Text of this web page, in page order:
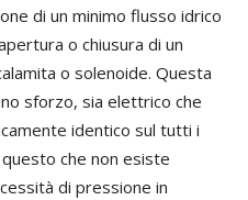
di un minimo flusso idrico
o chiusura di un
o solenoide. Questa
sforzo, sia elettrico che
identico sul tutti i
che non esiste
di pressione in